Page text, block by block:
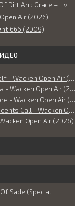
– Live From The Land (2016)
Air (2026)
666 (2009)
Powerwolf - Wacken Open Air (2026)
Sepultura - Wacken Open Air (2026)
Nevermore - Wacken Open Air (2026)
The Crescents Call - Wacken Open Air (2026)
Wacken Open Air (2026)
Sade (Special